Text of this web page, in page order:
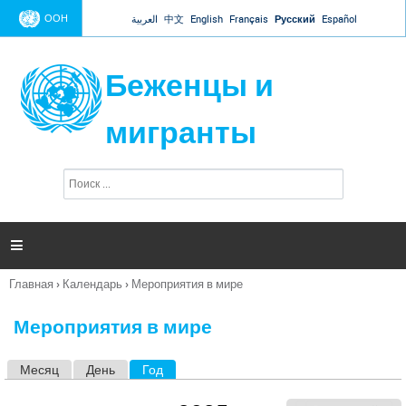
Jump to navigation
ООН العربية 中文 English Français Русский Español
Беженцы и
мигранты
п
и

Вы
Главная › Календарь › Мероприятия в мире
Мероприятия в мире
Месяц День Год